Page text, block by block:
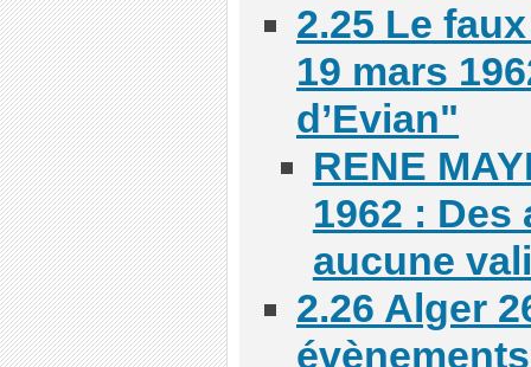
2.25 Le
19 mars
d’Evian"
RENE
1962 :
aucune
2.26 Alger